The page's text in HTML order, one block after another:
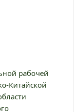
рабочей
Китайской